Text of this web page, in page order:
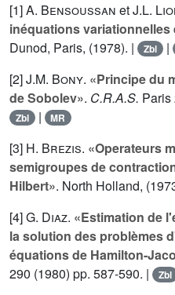
[1]A. Bensoussan etJ.L.
inéquations
Dunod, Paris, (1978). |
Zbl |
[2]J.M. Bony. «Principe du
de Sobolev». C.R.A.S. Paris
Zbl | MR
[3] H. Brezis. «Operateurs
semigroupes de
Hilbert». North Holland,
[4]G. Diaz. «Estimation de
la solution des problèmes
équations de Hamilton-
290 (1980) pp. 587-590. | Zbl